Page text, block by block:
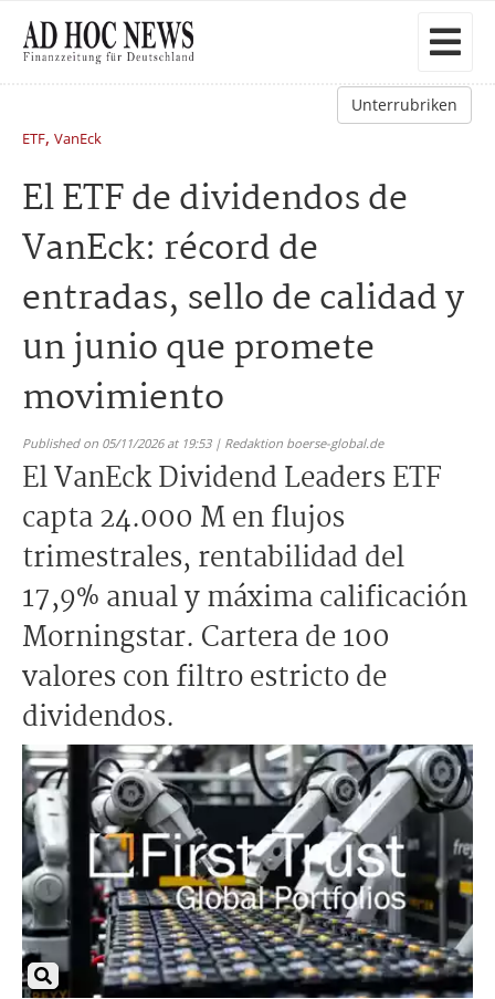
Unterrubriken
ETF, VanEck
El ETF de dividendos de
VanEck: récord de
entradas, sello de calidad y
un junio que promete
movimiento
Published on 05/11/2026 at 19:53 | Redaktion boerse-global.de
El VanEck Dividend Leaders ETF
capta 24.000 M en flujos
trimestrales, rentabilidad del
17,9% anual y máxima calificación
Morningstar. Cartera de 100
valores con filtro estricto de
dividendos.